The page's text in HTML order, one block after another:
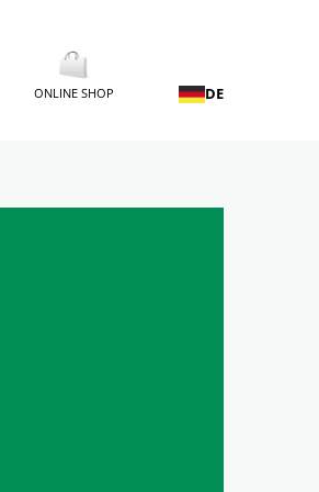
ONLINE SHOP DE